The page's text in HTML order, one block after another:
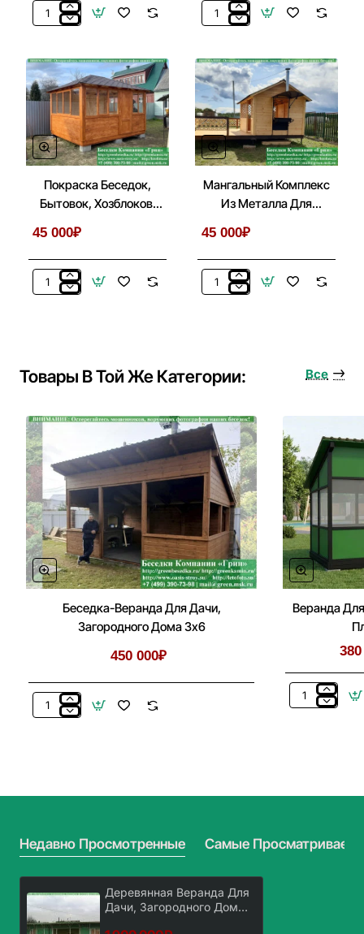
Деревянная
Для
Беседки,
Летней
Кухни
Металлический
Дачи,
Дома,
Автомобиля
Покраска Беседок,
Бытовок, Хозблоков,
45 000₽
Покраска
Мангальный Комплекс
Из Металла Для
45 000₽
Мангальный
Летней
Товары В Той Же Категории: Все
Беседка-Веранда Для Дачи,
Загородного Дома 3х6
450 000₽
Беседка-
Веранда
Веранда
3х4.5
Недавно Просмотренные Самые
Деревянная Веранда Для
Дачи, Загородного Дома